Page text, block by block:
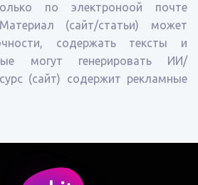
по электроноой почте
(сайт/статьи) может
содержать тексты и
могут генерировать ИИ/
(сайт) содержит рекламные